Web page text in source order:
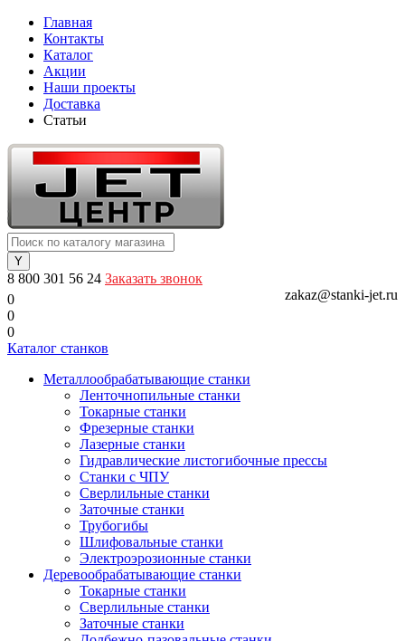
Главная
Контакты
Каталог
Акции
Наши проекты
Доставка
Статьи
8 800 301 56 24 Заказать звонок
zakaz@stanki-jet.ru
0
0
0
Каталог станков
Металлообрабатывающие станки
Ленточнопильные станки
Токарные станки
Фрезерные станки
Лазерные станки
Гидравлические листогибочные прессы
Станки с ЧПУ
Сверлильные станки
Заточные станки
Трубогибы
Шлифовальные станки
Электроэрозионные станки
Деревообрабатывающие станки
Токарные станки
Сверлильные станки
Заточные станки